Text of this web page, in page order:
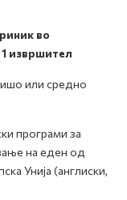
во
извршител
или средно
програми за
на еден од
Унија (англиски,